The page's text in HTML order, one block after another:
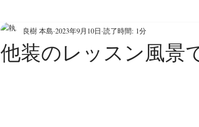
他装のレッスン風景
良樹 本島 2023年9月10日 読了時間: 1分